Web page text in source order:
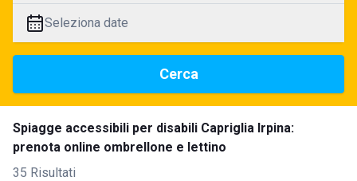
Seleziona date
Cerca
Spiagge accessibili per disabili Capriglia Irpina:
prenota online ombrellone e lettino
35 Risultati